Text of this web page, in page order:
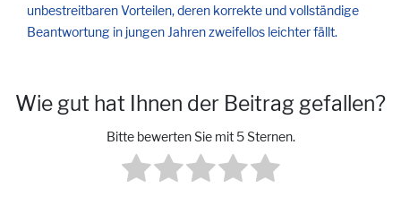
unbestreitbaren Vorteilen, deren korrekte und vollständige
Beantwortung in jungen Jahren zweifellos leichter fällt.
Wie gut hat Ihnen der Beitrag gefallen?
Bitte bewerten Sie mit 5 Sternen.